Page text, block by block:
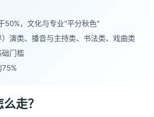
50%，文化与专业"平分秋色"
演类、播音与主持类、书法类、戏曲类
础门槛
走？